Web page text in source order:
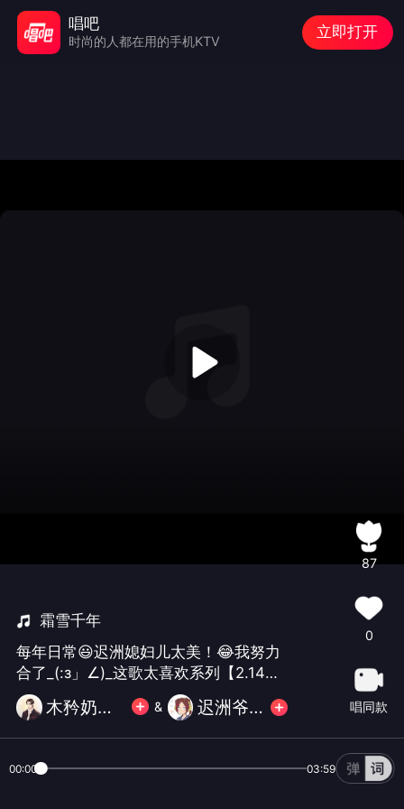
霜雪千年
每年日常😃迟洲媳妇儿太美！😂我努力
合了_(:з」∠)_这歌太喜欢系列【2.14下
午5:20】——通过#K歌之王X5#录制
木矜奶奶😃 & 迟洲爷爷
87
0
唱同款
00:00 03:59
唱吧
时尚的人都在用的手机KTV
立即打开